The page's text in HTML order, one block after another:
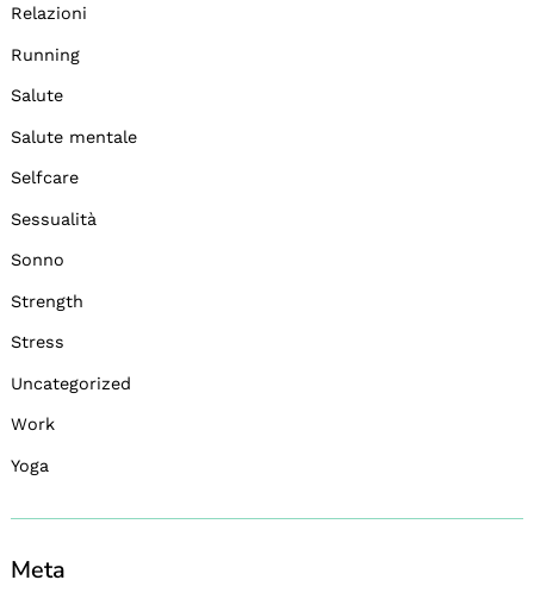
Relazioni
Running
Salute
Salute mentale
Selfcare
Sessualità
Sonno
Strength
Stress
Uncategorized
Work
Yoga
Meta